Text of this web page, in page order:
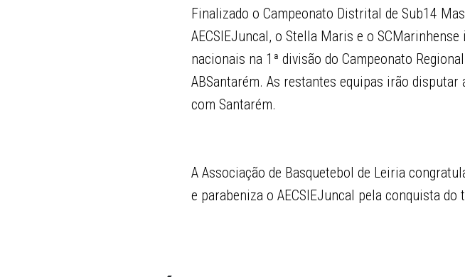
Finalizado o Campeonato Distrital de Sub14
AECSIEJuncal, o Stella Maris e o
nacionais na 1ª divisão do Campeonato
ABSantarém. As restantes equipas irão
com Santarém.
A Associação de Basquetebol de Leiria
e parabeniza o AECSIEJuncal pela conquista